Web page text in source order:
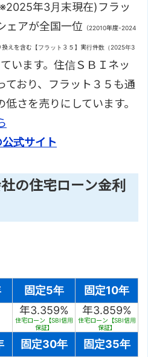
年3月末現在)フラッ
ェアが全国一位 （22010年度-2024
えを含む【フラット３５】実行件数（2025年3
います。住信ＳＢＩネッ
ており、フラット３５も通
さを売りにしています。
式サイト
の住宅ローン金利
固定5年
固定10年
年3.359%
住宅ローン【SBI信用
保証】
年3.859%
住宅ローン【SBI信用
保証】
固定30年
固定35年